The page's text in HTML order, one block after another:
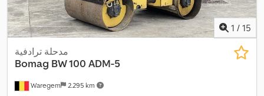
1 / 15
Waregem 2.295 km
مدحلة ترادفية
Bomag BW 100 ADM-5